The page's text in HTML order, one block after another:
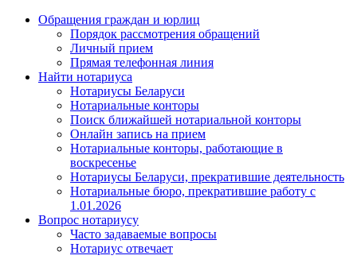
Обращения граждан и юрлиц
Порядок рассмотрения обращений
Личный прием
Прямая телефонная линия
Найти нотариуса
Нотариусы Беларуси
Нотариальные конторы
Поиск ближайшей нотариальной конторы
Онлайн запись на прием
Нотариальные конторы, работающие в
воскресенье
Нотариусы Беларуси, прекратившие деятельность
Нотариальные бюро, прекратившие работу с
1.01.2026
Вопрос нотариусу
Часто задаваемые вопросы
Нотариус отвечает